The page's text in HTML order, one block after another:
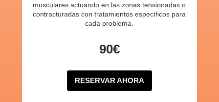
musculares actuando en las zonas tensionadas o
contracturadas con tratamientos específicos para
cada problema.
90€
RESERVAR AHORA